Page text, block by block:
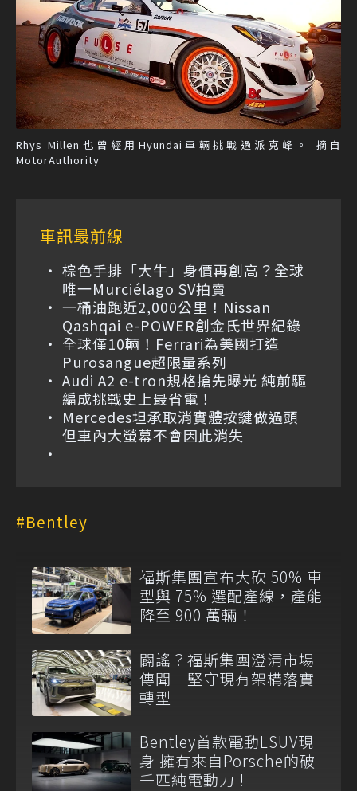
Rhys Millen也曾經用Hyundai車輛挑戰過派克峰。 摘自
MotorAuthority
車訊最前線
棕色手排「大牛」身價再創高？全球
唯一Murciélago SV拍賣
一桶油跑近2,000公里！Nissan
Qashqai e-POWER創金氏世界紀錄
全球僅10輛！Ferrari為美國打造
Purosangue超限量系列
Audi A2 e-tron規格搶先曝光 純前驅
編成挑戰史上最省電！
Mercedes坦承取消實體按鍵做過頭
但車內大螢幕不會因此消失
Bentley
福斯集團宣布大砍 50% 車
型與 75% 選配產線，產能
降至 900 萬輛！
闢謠？福斯集團澄清市場
傳聞 堅守現有架構落實
轉型
Bentley首款電動LSUV現
身 擁有來自Porsche的破
千匹純電動力 !